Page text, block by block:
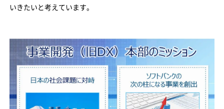
いきたいと考えています。